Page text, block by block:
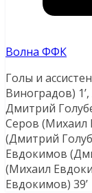
Волна ФФК
Голы и
Виноградов)
Дмитрий
Серов (Михаил
(Дмитрий
Евдокимов
(Михаил
Евдокимов) 39’